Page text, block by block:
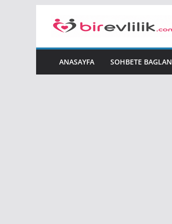
ANASAYFA SOHBETE BAGLAN